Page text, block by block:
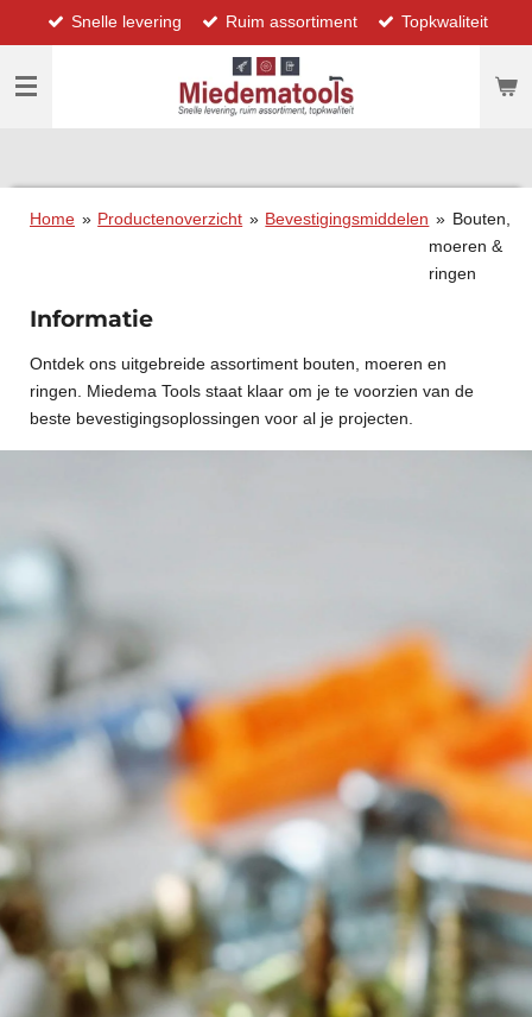
direct
naar
hoofdinhoud
Snelle levering Ruim assortiment Topkwaliteit
Home » Productenoverzicht » Bevestigingsmiddelen » Bouten,
moeren &
ringen
Informatie
Ontdek ons uitgebreide assortiment bouten, moeren en
ringen. Miedema Tools staat klaar om je te voorzien van de
beste bevestigingsoplossingen voor al je projecten.